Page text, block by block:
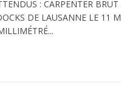
: CARPENTER BRUT
DE LAUSANNE LE 11